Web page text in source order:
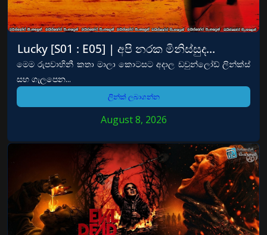
Lucky [S01 : E05] | අපි නරක මිනිස්සුද…
මෙම රුපවාහිනී කතා මාලා කොටසට අදාල ඩවුන්ලෝඩ් ලින්ක්ස්
සහ ගැලපෙන...
ලින්ක් ලබාගන්න
August 8, 2026